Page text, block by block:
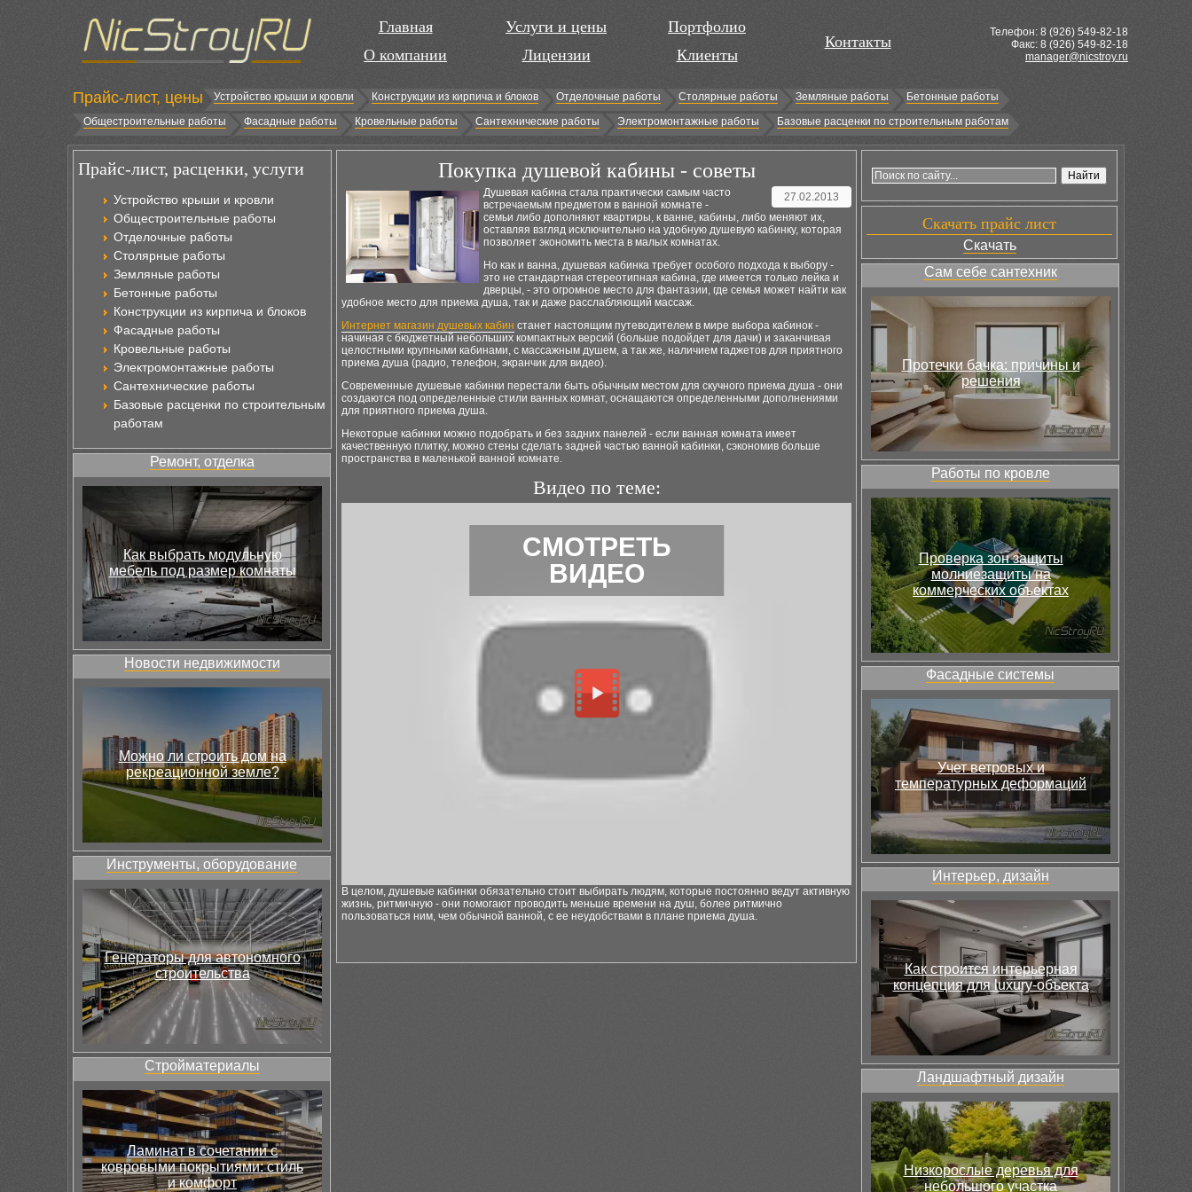
Главная
О компании
Услуги и цены
Лицензии
Портфолио
Клиенты
Контакты
Телефон: 8 (926) 549-82-18
Факс: 8 (926) 549-82-18
manager@nicstroy.ru
Прайс-лист, цены Устройство крыши и кровли Конструкции из кирпича и блоков Отделочные работы Столярные работы Земляные работы
Бетонные работы
Общестроительные работы
Фасадные работы Кровельные работы Сантехнические работы Электромонтажные работы Базовые расценки по строительным работам
Прайс-лист, расценки, услуги
Устройство крыши и кровли
Общестроительные работы
Отделочные работы
Столярные работы
Земляные работы
Бетонные работы
Конструкции из кирпича и блоков
Фасадные работы
Кровельные работы
Электромонтажные работы
Сантехнические работы
Базовые расценки по строительным
работам
Ремонт, отделка
Как выбрать модульную
мебель под размер комнаты
Новости недвижимости
Можно ли строить дом на
рекреационной земле?
Инструменты, оборудование
Генераторы для автономного
строительства
Стройматериалы
Ламинат в сочетании с
ковровыми покрытиями: стиль
и комфорт
Покупка душевой кабины - советы
27.02.2013
Душевая кабина стала практически самым часто
встречаемым предметом в ванной комнате -
семьи либо дополняют квартиры, к ванне, кабины, либо меняют их,
оставляя взгляд исключительно на удобную душевую кабинку, которая
позволяет экономить места в малых комнатах.
Но как и ванна, душевая кабинка требует особого подхода к выбору -
это не стандартная стереотипная кабина, где имеется только лейка и
дверцы, - это огромное место для фантазии, где семья может найти как
удобное место для приема душа, так и даже расслабляющий массаж.
Интернет магазин душевых кабин станет настоящим путеводителем в мире выбора кабинок -
начиная с бюджетный небольших компактных версий (больше подойдет для дачи) и заканчивая
целостными крупными кабинами, с массажным душем, а так же, наличием гаджетов для приятного
приема душа (радио, телефон, экранчик для видео).
Современные душевые кабинки перестали быть обычным местом для скучного приема душа - они
создаются под определенные стили ванных комнат, оснащаются определенными дополнениями
для приятного приема душа.
Некоторые кабинки можно подобрать и без задних панелей - если ванная комната имеет
качественную плитку, можно стены сделать задней частью ванной кабинки, сэкономив больше
пространства в маленькой ванной комнате.
Видео по теме:
СМОТРЕТЬ
ВИДЕО
В целом, душевые кабинки обязательно стоит выбирать людям, которые постоянно ведут активную
жизнь, ритмичную - они помогают проводить меньше времени на душ, более ритмично
пользоваться ним, чем обычной ванной, с ее неудобствами в плане приема душа.
Скачать прайс лист
Скачать
Сам себе сантехник
Протечки бачка: причины и
решения
Работы по кровле
Проверка зон защиты
молниезащиты на
коммерческих объектах
Фасадные системы
Учет ветровых и
температурных деформаций
Интерьер, дизайн
Как строится интерьерная
концепция для luxury-объекта
Ландшафтный дизайн
Низкорослые деревья для
небольшого участка